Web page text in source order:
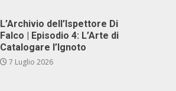
L’Archivio dell’Ispettore Di
Falco | Episodio 4: L’Arte di
Catalogare l’Ignoto
7 Luglio 2026